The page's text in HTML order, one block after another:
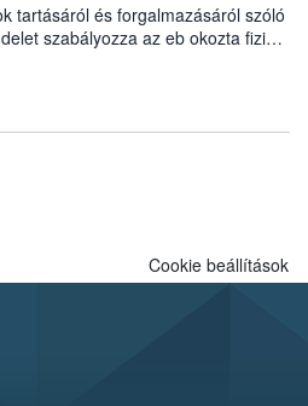
tartásáról és forgalmazásáról szóló
szabályozza az eb okozta fizikai
keletkezésekor felmerülő
a veszélyes eb tartását és annak
megítélésében jártas szakértőt.
Cookie beállítások